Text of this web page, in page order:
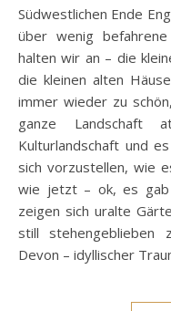
Südwestlichen Ende
über wenig
halten wir an – die
die kleinen alten
immer wieder zu
ganze Landschaft
Kulturlandschaft und
sich vorzustellen, wie
wie jetzt – ok, es gab
zeigen sich uralte
still stehengeblieben
Devon – idyllischer